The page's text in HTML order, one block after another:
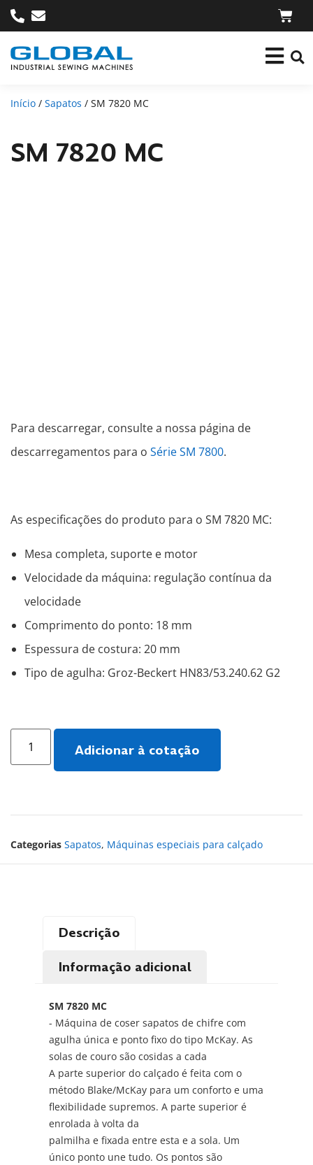
Início / Sapatos / SM 7820 MC
SM 7820 MC
Para descarregar, consulte a nossa página de
descarregamentos para o Série SM 7800.
As especificações do produto para o SM 7820 MC:
Mesa completa, suporte e motor
Velocidade da máquina: regulação contínua da
velocidade
Comprimento do ponto: 18 mm
Espessura de costura: 20 mm
Tipo de agulha: Groz-Beckert HN83/53.240.62 G2
Adicionar à cotação
Categorias Sapatos, Máquinas especiais para calçado
Descrição
Informação adicional
SM 7820 MC
- Máquina de coser sapatos de chifre com
agulha única e ponto fixo do tipo McKay. As
solas de couro são cosidas a cada
A parte superior do calçado é feita com o
método Blake/McKay para um conforto e uma
flexibilidade supremos. A parte superior é
enrolada à volta da
palmilha e fixada entre esta e a sola. Um
único ponto une tudo. Os pontos são